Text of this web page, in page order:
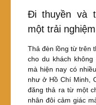
Đi thuyền và
một trải
Thả đèn lồng từ trên
cho du khách không
mà hiện nay có
như ở Hồ Chí Minh,
đăng thả ra từ một
nhân đôi cảm giác